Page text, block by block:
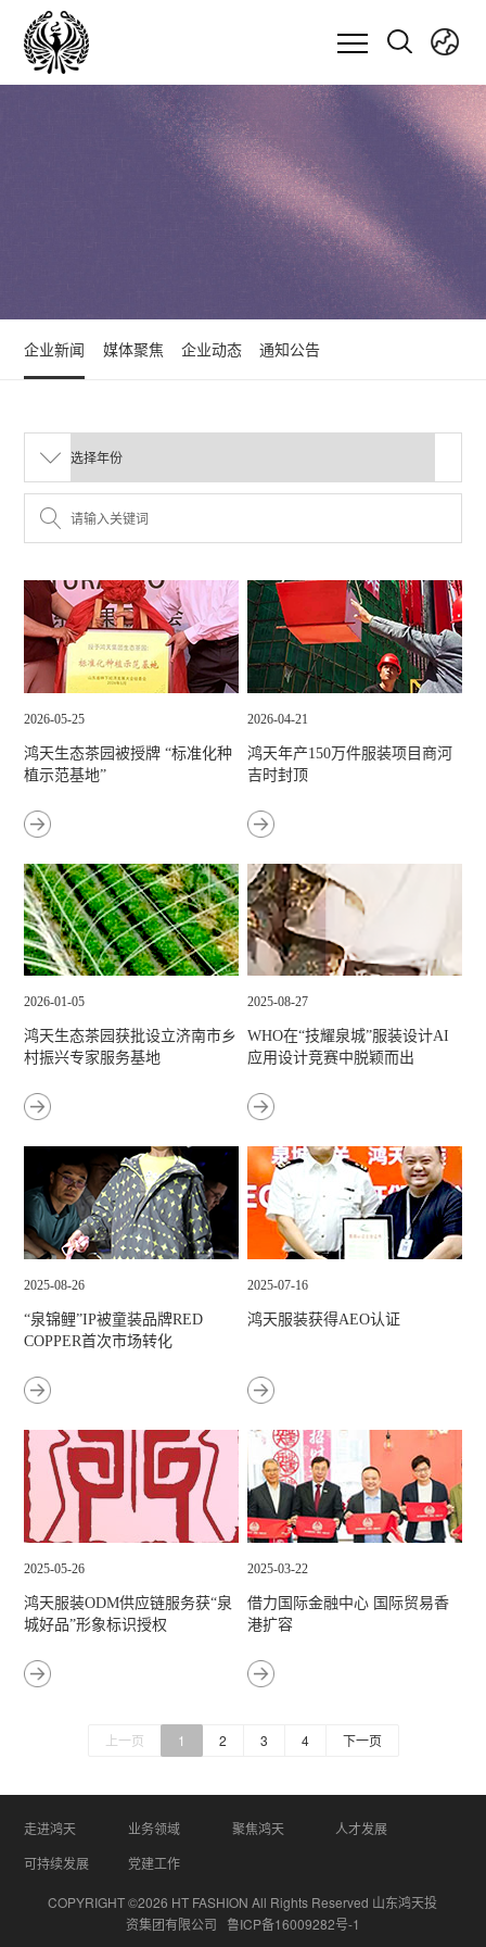
企业新闻 媒体聚焦 企业动态 通知公告
2026-05-25
鸿天生态茶园被授牌 “标准化种
植示范基地”
2026-04-21
鸿天年产150万件服装项目商河
吉时封顶
2026-01-05
鸿天生态茶园获批设立济南市乡
村振兴专家服务基地
2025-08-27
WHO在“技耀泉城”服装设计AI
应用设计竞赛中脱颖而出
2025-08-26
“泉锦鲤”IP被童装品牌RED
COPPER首次市场转化
2025-07-16
鸿天服装获得AEO认证
2025-05-26
鸿天服装ODM供应链服务获“泉
城好品”形象标识授权
2025-03-22
借力国际金融中心 国际贸易香
港扩容
上一页 1 2 3 4 下一页
走进鸿天 业务领域 聚焦鸿天
人才发展
可持续发展
党建工作
COPYRIGHT ©2026 HT FASHION All Rights Reserved 山东鸿天投
资集团有限公司 鲁ICP备16009282号-1